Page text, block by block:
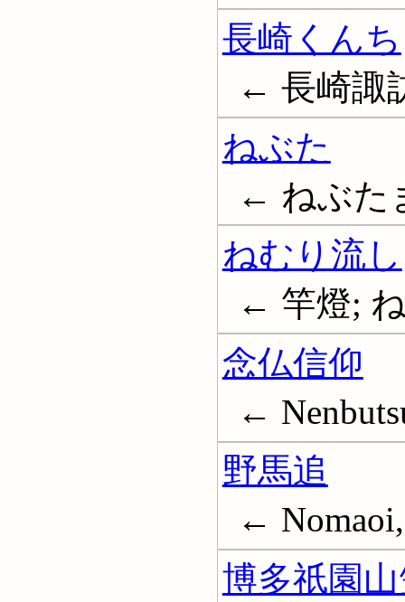
長崎くんち
← 長崎諏
ねぶた
← ねぶた
ねむり流し
← 竿燈;
念仏信仰
←
野馬追
← Nomaoi,
博多祇園